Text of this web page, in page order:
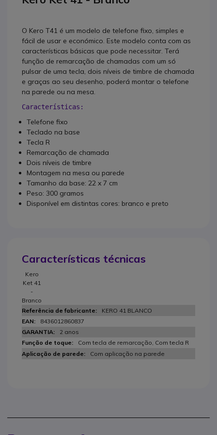
O Kero T41 é um modelo de telefone fixo, simples e
fácil de usar e económico. Este modelo conta com as
características básicas que pode necessitar. Terá
função de remarcação de chamadas com um só
pulsar de uma tecla, dois níveis de timbre de chamada
e graças ao seu desenho, poderá montar o telefone
na parede ou na mesa.
Características:
Telefone fixo
Teclado na base
Tecla R
Remarcação de chamada
Dois níveis de timbre
Montagem na mesa ou parede
Tamanho da base: 22 x 7 cm
Peso: 300 gramos
Disponível em distintas cores: branco e preto
Características técnicas
Kero
Ket 41
-
Branco
KERO 41 BLANCO
8436012860837
2 anos
Com tecla de remarcação, Com tecla R
Com aplicação na parede